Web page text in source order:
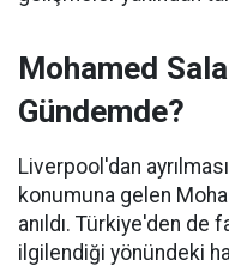
Mohamed
Gündemde?
Liverpool'dan
konumuna gelen
anıldı. Türkiye'den de
ilgilendiği yönündeki